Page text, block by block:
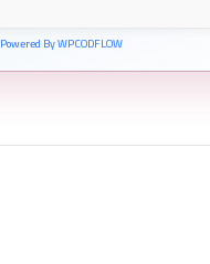
Powered By WPCODFLOW